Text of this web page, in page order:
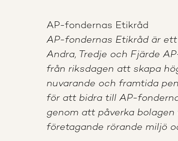
AP-fondernas Etikråd
AP-fondernas Etikråd är
Andra, Tredje och Fjärde
från riksdagen att skapa
nuvarande och framtida
för att bidra till AP-
genom att påverka
företagande rörande miljö